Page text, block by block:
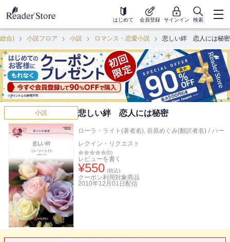
はじめて 会員登録 サインイン 検索
合) 小説フロア 小説 ロマンス・恋愛小説 悲しい絆 恋人には秘密
小説 悲しい絆 恋人には秘密
ローラ・ライト(著者名), 谷原めぐみ(翻訳者名) / ハー
レクイン・リクエスト
(0)
レビューを書く
¥550 (税込)
クーポン利用対象商品
2010年12月01日 配信